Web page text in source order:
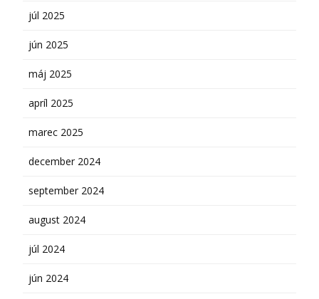
júl 2025
jún 2025
máj 2025
apríl 2025
marec 2025
december 2024
september 2024
august 2024
júl 2024
jún 2024